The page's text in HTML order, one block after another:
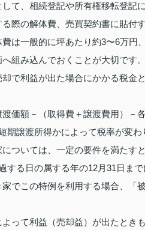
て、相続登記や所有権移転登記
際の解体費、売買契約書に貼付
は一般的に坪あたり約3〜6万円
組み込んでおくことが大切です。
で利益が出た場合にかかる税金
価額－（取得費＋譲渡費用）－
期譲渡所得かによって税率が変わ
ついては、一定の要件を満たす
する日の属する年の12月31日ま
でこの特例を利用する場合、「
よって利益（売却益）が出たとき